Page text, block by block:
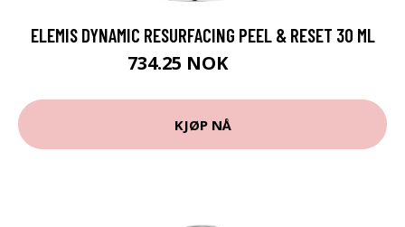
ELEMIS DYNAMIC RESURFACING PEEL & RESET 30 ML
734.25 NOK
KJØP NÅ